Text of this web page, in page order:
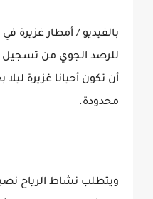
بالفيديو / أمطار غزيرة
للرصد الجوي من تسجيل
أن تكون أحيانا غزيرة
محدودة.
ويتطلب نشاط الرياح